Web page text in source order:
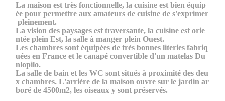
La maison est très fonctionnelle, la cuisine est bien équip
ée pour permettre aux amateurs de cuisine de s'exprimer
pleinement.
La vision des paysages est traversante, la cuisine est orie
ntée plein Est, la salle à manger plein Ouest.
Les chambres sont équipées de très bonnes literies fabriq
uées en France et le canapé convertible d'un matelas Du
nlopilo.
La salle de bain et les WC sont situés à proximité des deu
x chambres. L'arrière de la maison ouvre sur le jardin ar
boré de 4500m2, les oiseaux y sont préservés.